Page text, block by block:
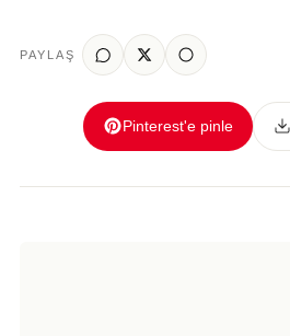
PAYLAŞ
Pinterest'e pinle